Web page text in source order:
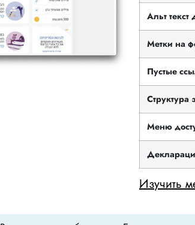
Альт текст
Метки на
Пустые
Структура
Меню
Изучить